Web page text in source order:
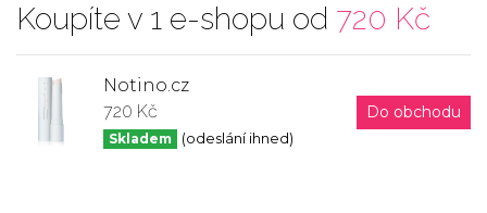
Koupíte v 1 e-shopu od 720 Kč
Notino.cz
720 Kč
Skladem (odeslání ihned)
Do obchodu